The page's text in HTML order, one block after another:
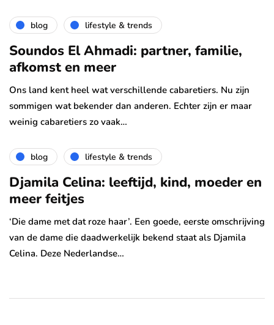
blog lifestyle & trends
Soundos El Ahmadi: partner, familie,
afkomst en meer
Ons land kent heel wat verschillende cabaretiers. Nu zijn
sommigen wat bekender dan anderen. Echter zijn er maar
weinig cabaretiers zo vaak…
blog lifestyle & trends
Djamila Celina: leeftijd, kind, moeder en
meer feitjes
‘Die dame met dat roze haar’. Een goede, eerste omschrijving
van de dame die daadwerkelijk bekend staat als Djamila
Celina. Deze Nederlandse…